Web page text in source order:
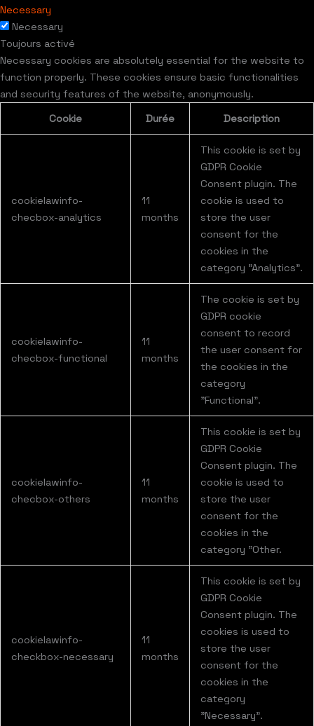
Necessary
Necessary
Toujours activé
Necessary cookies are absolutely essential for the website to
function properly. These cookies ensure basic functionalities
and security features of the website, anonymously.
Cookie
Durée Description
cookielawinfo-
checbox-analytics
11
months
This cookie is set by
GDPR Cookie
Consent plugin. The
cookie is used to
store the user
consent for the
cookies in the
category "Analytics".
cookielawinfo-
checbox-functional
11
months
The cookie is set by
GDPR cookie
consent to record
the user consent for
the cookies in the
category
"Functional".
cookielawinfo-
checbox-others
11
months
This cookie is set by
GDPR Cookie
Consent plugin. The
cookie is used to
store the user
consent for the
cookies in the
category "Other.
cookielawinfo-
checkbox-necessary
11
months
This cookie is set by
GDPR Cookie
Consent plugin. The
cookies is used to
store the user
consent for the
cookies in the
category
"Necessary".